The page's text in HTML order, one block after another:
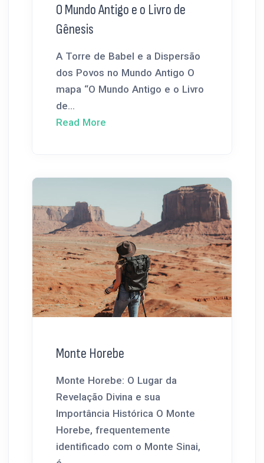
O Mundo Antigo e o Livro de
Gênesis
A Torre de Babel e a Dispersão
dos Povos no Mundo Antigo O
mapa “O Mundo Antigo e o Livro
de...
Read More
Monte Horebe
Monte Horebe: O Lugar da
Revelação Divina e sua
Importância Histórica O Monte
Horebe, frequentemente
identificado com o Monte Sinai,